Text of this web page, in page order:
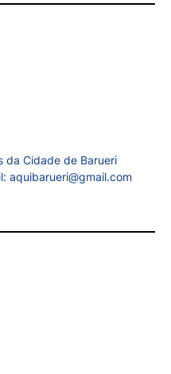
da Cidade de Barueri
aquibarueri@gmail.com